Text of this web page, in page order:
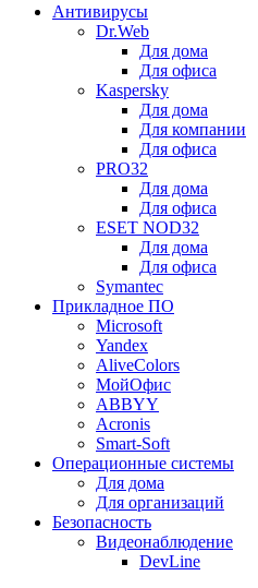
Антивирусы
Dr.Web
Для дома
Для офиса
Kaspersky
Для дома
Для компании
Для офиса
PRO32
Для дома
Для офиса
ESET NOD32
Для дома
Для офиса
Symantec
Прикладное ПО
Microsoft
Yandex
AliveColors
МойОфис
ABBYY
Acronis
Smart-Soft
Операционные системы
Для дома
Для организаций
Безопасность
Видеонаблюдение
DevLine